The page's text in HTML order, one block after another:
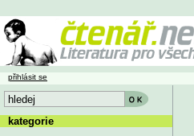
přihlásit se
kategorie